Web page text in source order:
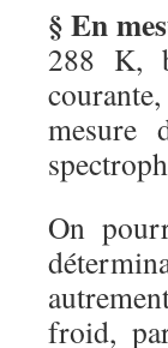
§ En
288 K,
mesure
On
froid,